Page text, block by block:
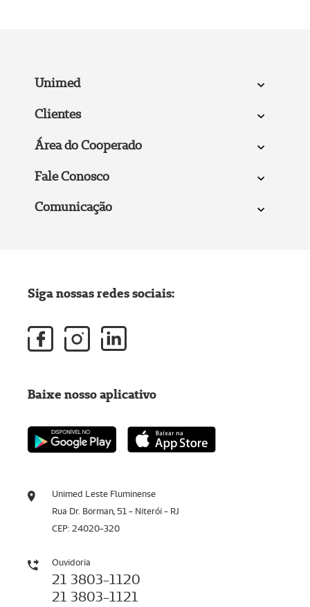
Unimed
Clientes
Área do Cooperado
Fale Conosco
Comunicação
Unimed Leste Fluminense
Rua Dr. Borman, 51 - Niterói - RJ
CEP: 24020-320
Ouvidoria
21 3803-1120
21 3803-1121
Siga nossas redes sociais:
Baixe nosso aplicativo